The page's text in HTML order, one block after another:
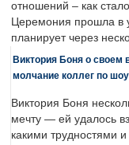
отношений – как
Церемония прошла в
планирует через
Виктория Боня о своем
молчание коллег по
Виктория Боня
мечту — ей удалось
какими трудностями